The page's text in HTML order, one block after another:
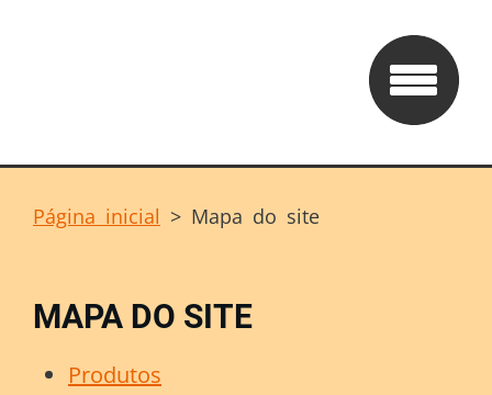
Página inicial > Mapa do site
MAPA DO SITE
Produtos